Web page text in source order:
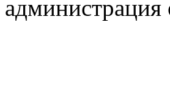
администрация